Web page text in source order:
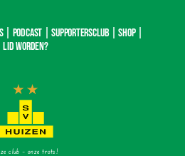
| Podcast |Supportersclub|Shop|
Lid worden?
club – onze trots!